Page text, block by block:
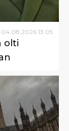
04 08 2026 13:05
olti